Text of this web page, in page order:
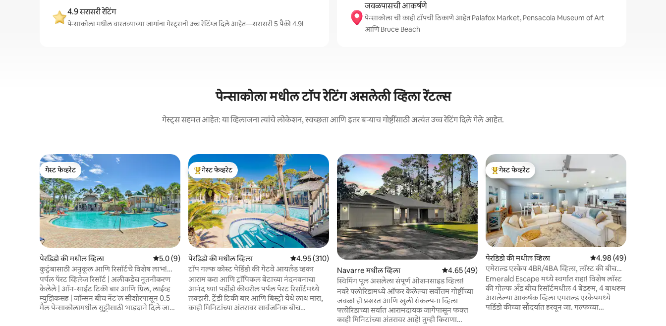
4.9 सरासरी रेटिंग
पेन्साकोला मधील वास्तव्याच्या जागांना गेस्ट्सनी उच्च रेटिंग्ज दिले आहेत—सरासरी 5 पैकी 4.9!
जवळपासची आकर्षणे
पेन्साकोला ची काही टॉपची ठिकाणे आहेत Palafox Market, Pensacola Museum of Art
आणि Bruce Beach
पेन्साकोला मधील टॉप रेटिंग असलेली व्हिला रेंटल्स
गेस्ट्स सहमत आहेत: या व्हिलाजना त्यांचे लोकेशन, स्वच्छता आणि इतर बऱ्याच गोष्टींसाठी अत्यंत उच्च रेटिंग दिले गेले आहेत.
गेस्ट फेव्हरेट
गेस्ट फेव्हरेट
पेरडिडो की मधील व्हिला 5 पैकी 5.0 सरासरी रेटिंग, 9 रिव्ह्यूज
5.0 (9)
कुटुंबासाठी अनुकूल आणि रिसॉर्टचे विशेष लाभ!
पेर्डिडो की काँडो
पर्पल पॅरट व्हिलेज रिसॉर्ट | अलीकडेच नूतनीकरण
केलेले | ऑन-साईट टिकी बार आणि ग्रिल, लाईव्ह
म्युझिकसह | जॉन्सन बीच नॅट'ल सीशोरपासून 0.5
मैल पेन्साकोलामधील सुट्टीसाठी भाड्याने दिले जाणारे
टॉप गेस्ट फेव्हरेट
गेस्ट फेव्हरेट
पेरडिडो की मधील व्हिला 5 पैकी 4.95 सरासरी रेटिंग, 310 रिव्ह्यूज
4.95 (310)
टॉप गल्फ कोस्ट पेर्डिडो की गेटवे आयलँड व्हका
आराम करा आणि ट्रॉपिकल बेटाच्या नंदनवनाचा
आनंद घ्या! पर्डीडो कीवरील पर्पल पॅरट रिसॉर्टमध्ये
लक्झरी. ट्रेंडी टिकी बार आणि बिस्ट्रो येथे लाथ मारा,
काही मिनिटांच्या अंतरावर सार्वजनिक बीच
Navarre मधील व्हिला 5 पैकी 4.65 सरासरी रेटिंग, 49 रिव्ह्यूज
4.65 (49)
स्विमिंग पूल असलेला संपूर्ण ओशनसाइड व्हिला!
नवरे फ्लोरिडामध्ये ऑफर केलेल्या सर्वोत्तम गोष्टींच्या
जवळ! ही प्रशस्त आणि खुली संकल्पना व्हिला
फ्लोरिडाच्या सर्वात आरामदायक जागेपासून फक्त
काही मिनिटांच्या अंतरावर आहे! तुम्ही किराणा
टॉप गेस्ट फेव्हरेट
गेस्ट फेव्हरेट
पेरडिडो की मधील व्हिला 5 पैकी 4.98 सरासरी रेटिंग,
4.98 (49)
एमेराल्ड एस्केप 4BR/4BA व्हिला, लॉस्ट की बीच
क्लब
Emerald Escape मध्ये स्वर्गात राहा! विशेष लॉस्ट
की गोल्फ अँड बीच रिसॉर्टमधील 4 बेडरूम, 4 बाथरूम
असलेल्या आकर्षक व्हिला एमराल्ड एस्केपमध्ये
पर्डिडो कीच्या सौंदर्यात हरवून जा. गल्फच्या